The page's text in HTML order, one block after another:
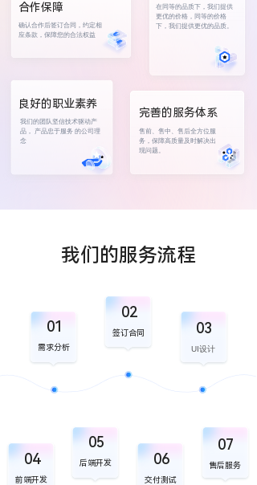
完善的服务体系
售前、售中、售后全方位服
务，保障高质量及时解决出
现问题。
良好的职业素养
我们的团队坚信技术驱动产
品， 产品忠于服务 的公司理
念
在同等的品质下，我们提供
更优的价格，同等的价格
下，我们提供更优的品质。
合作保障
确认合作后签订合同，约定相
应条款，保障您的合法权益
02
签订合同 03
UI设计
04
前端开发
05
后端开发 06
交付测试
07
售后服务
我们的服务流程
需求分析
01